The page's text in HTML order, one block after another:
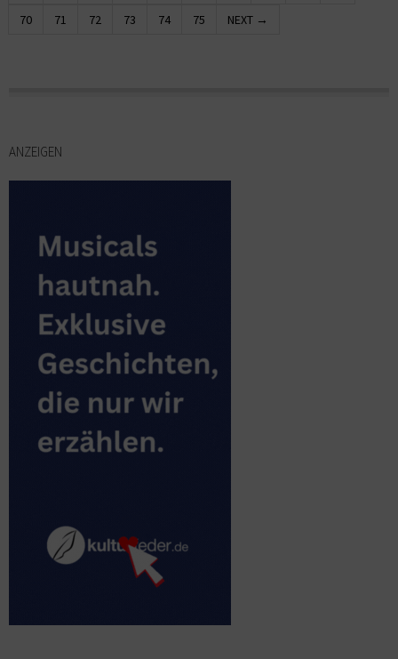
70
71 72 73 74 75 NEXT →
ANZEIGEN